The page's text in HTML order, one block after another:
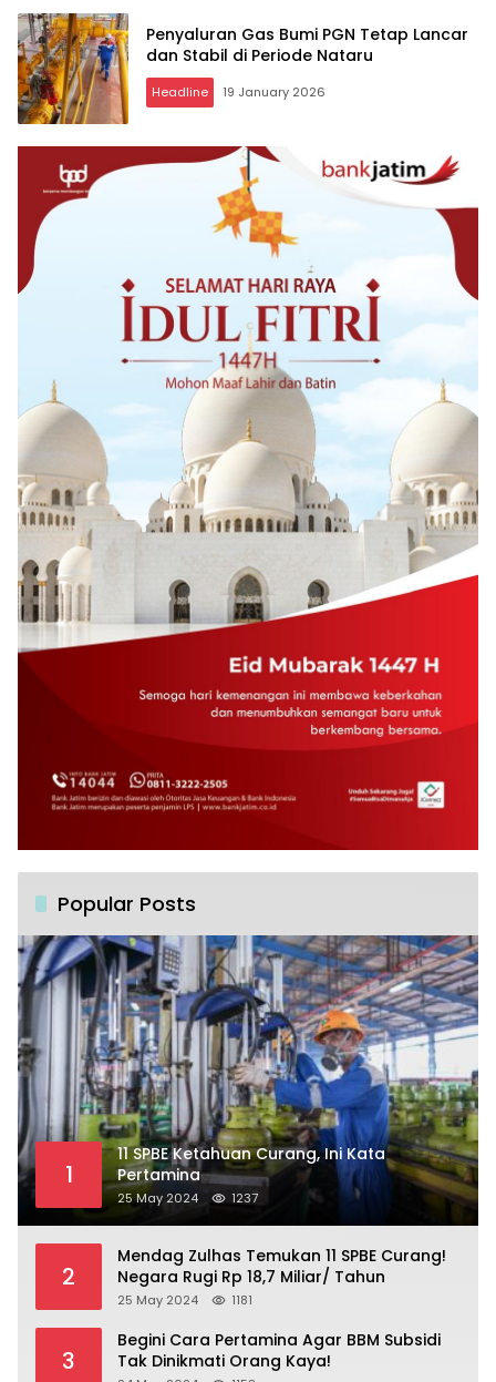
Penyaluran Gas Bumi PGN Tetap Lancar
dan Stabil di Periode Nataru
Headline 19 January 2026
Popular Posts
1
11 SPBE Ketahuan Curang, Ini Kata
Pertamina
25 May 2024 1237
2
Mendag Zulhas Temukan 11 SPBE Curang!
Negara Rugi Rp 18,7 Miliar/ Tahun
25 May 2024 1181
3
Begini Cara Pertamina Agar BBM Subsidi
Tak Dinikmati Orang Kaya!